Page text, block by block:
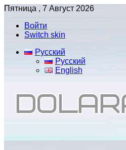
Пятница , 7 Август 2026
Войти
Switch skin
Русский
Русский
English